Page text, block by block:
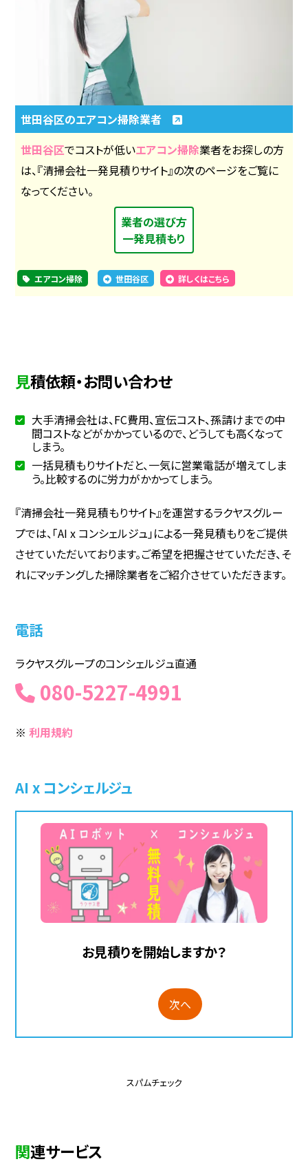
世田谷区のエアコン掃除業者
世田谷区でコストが低いエアコン掃除業者をお探しの方
は、『清掃会社一発見積りサイト』の次のページをご覧に
なってください。
業者の選び方
一発見積もり
エアコン掃除 世田谷区 詳しくはこちら
見積依頼・お問い合わせ
大手清掃会社は、FC費用、宣伝コスト、孫請けまでの中
間コストなどがかかっているので、どうしても高くなって
しまう。
一括見積もりサイトだと、一気に営業電話が増えてしま
う。比較するのに労力がかかってしまう。
『清掃会社一発見積もりサイト』を運営するラクヤスグルー
プでは、「AI x コンシェルジュ」による一発見積もりをご提供
させていただいております。ご希望を把握させていただき、そ
れにマッチングした掃除業者をご紹介させていただきます。
電話
ラクヤスグループのコンシェルジュ直通
080-5227-4991
※利用規約
AI x コンシェルジュ
お見積りを開始しますか？
次へ
スパムチェック
関連サービス